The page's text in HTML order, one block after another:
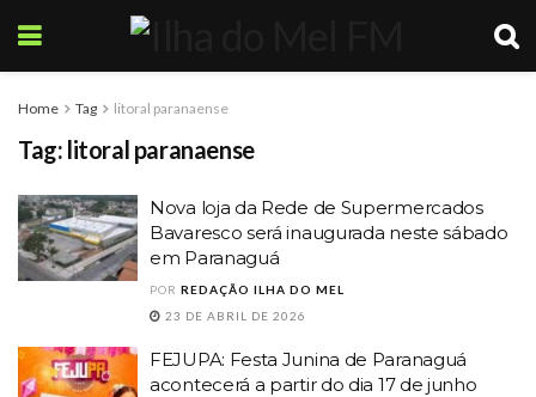
Home Tag litoral paranaense
Tag: litoral paranaense
Nova loja da Rede de Supermercados
Bavaresco será inaugurada neste sábado
em Paranaguá
POR REDAÇÃO ILHA DO MEL
23 DE ABRIL DE 2026
FEJUPA: Festa Junina de Paranaguá
acontecerá a partir do dia 17 de junho